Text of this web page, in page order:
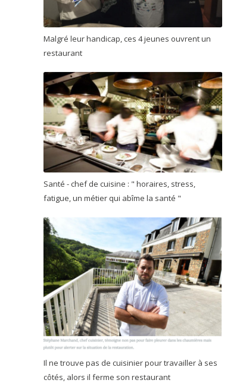
Malgré leur handicap, ces 4 jeunes ouvrent un
restaurant
Santé - chef de cuisine : " horaires, stress,
fatigue, un métier qui abîme la santé "
Il ne trouve pas de cuisinier pour travailler à ses
côtés, alors il ferme son restaurant